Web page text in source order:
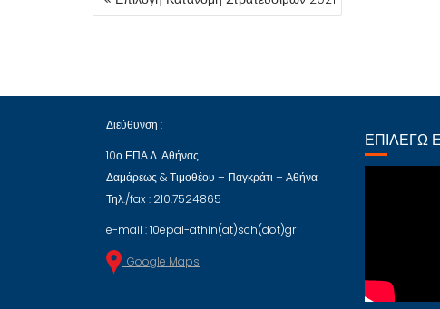
ΆΡΘΡΩΝ
Διεύθυνση :
10ο ΕΠΑ.Λ. Αθήνας
Δαμάρεως & Τιμοθέου – Παγκράτι – Αθήνα
Τηλ./fax : 210.7524865
e-mail : 10epal-athin(at)sch(dot)gr
Google Maps
ΕΠΙΛΈΓΩ